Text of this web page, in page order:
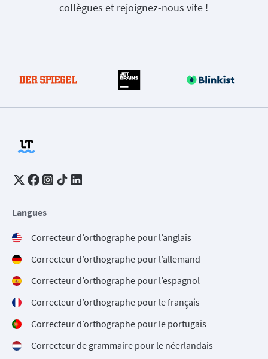
collègues et rejoignez-nous vite !
Langues
Correcteur d’orthographe pour l’anglais
Correcteur d’orthographe pour l’allemand
Correcteur d’orthographe pour l’espagnol
Correcteur d’orthographe pour le français
Correcteur d’orthographe pour le portugais
Correcteur de grammaire pour le néerlandais